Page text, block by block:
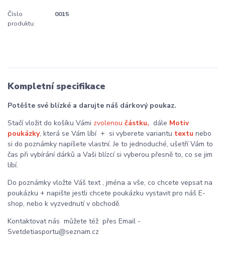
Číslo
produktu:
0015
Kompletní specifikace
Potěšte své blízké a darujte náš dárkový poukaz.
Stačí vložit do košíku Vámi zvolenou částku, dále Motiv
poukázky, která se Vám líbí + si vyberete variantu textu nebo
si do poznámky napíšete vlastní. Je to jednoduché, ušetří Vám to
čas při vybírání dárků a Vaši blízcí si vyberou přesně to, co se jim
líbí.
Do poznámky vložte Váš text , jména a vše, co chcete vepsat na
poukázku + napište jestli chcete poukázku vystavit pro náš E-
shop, nebo k vyzvednutí v obchodě.
Kontaktovat nás můžete též přes Email -
Svetdetiasportu@seznam.cz